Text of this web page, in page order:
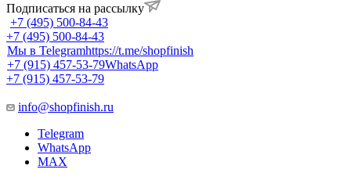
Подписаться на рассылку
+7 (495) 500-84-43
+7 (495) 500-84-43
Мы в Telegramhttps://t.me/shopfinish
+7 (915) 457-53-79WhatsApp
+7 (915) 457-53-79
info@shopfinish.ru
Telegram
WhatsApp
MAX